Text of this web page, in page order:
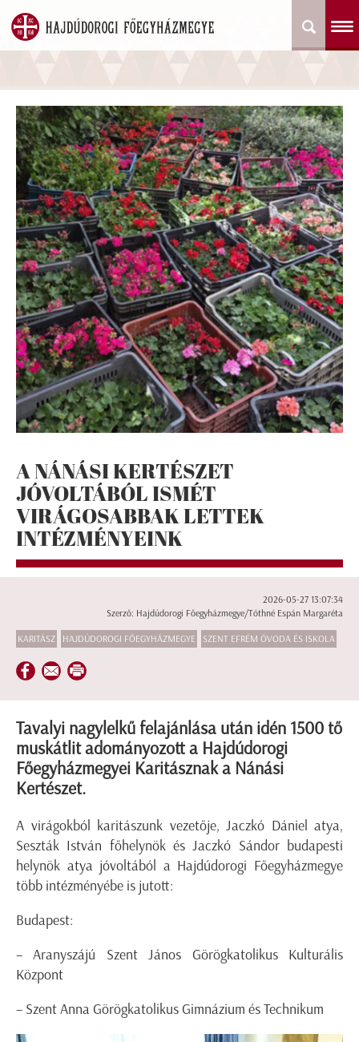
A NÁNÁSI KERTÉSZET
JÓVOLTÁBÓL ISMÉT
VIRÁGOSABBAK LETTEK
INTÉZMÉNYEINK
2026-05-27 13:07:34
Szerző: Hajdúdorogi Főegyházmegye/Tóthné Espán Margaréta
KARITÁSZ HAJDÚDOROGI FŐEGYHÁZMEGYE SZENT EFRÉM ÓVODA ÉS ISKOLA
Tavalyi nagylelkű felajánlása után idén 1500 tő
muskátlit adományozott a Hajdúdorogi
Főegyházmegyei Karitásznak a Nánási
Kertészet.
A virágokból karitászunk vezetője, Jaczkó Dániel atya,
Seszták István főhelynök és Jaczkó Sándor budapesti
helynök atya jóvoltából a Hajdúdorogi Főegyházmegye
több intézményébe is jutott:
Budapest:
– Aranyszájú Szent János Görögkatolikus Kulturális
Központ
– Szent Anna Görögkatolikus Gimnázium és Technikum